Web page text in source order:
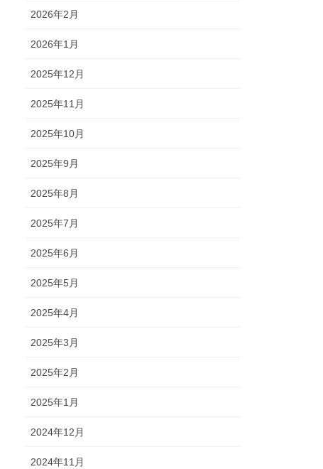
2026年2月
2026年1月
2025年12月
2025年11月
2025年10月
2025年9月
2025年8月
2025年7月
2025年6月
2025年5月
2025年4月
2025年3月
2025年2月
2025年1月
2024年12月
2024年11月